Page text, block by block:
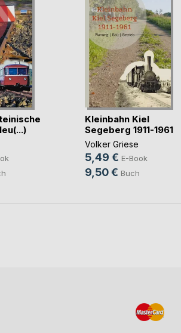
Kleinbahn Kiel
Segeberg 1911-1961
Volker Griese
5,49 € E-Book
9,50 € Buch